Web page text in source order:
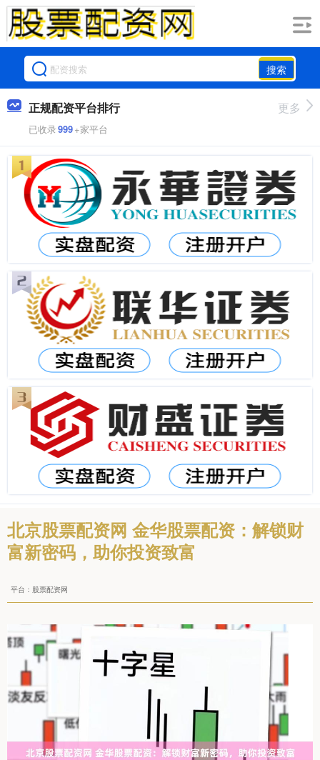
搜索
正规配资平台排行
已收录999+家平台
更多
北京股票配资网 金华股票配资：解锁财
富新密码，助你投资致富
平台：股票配资网